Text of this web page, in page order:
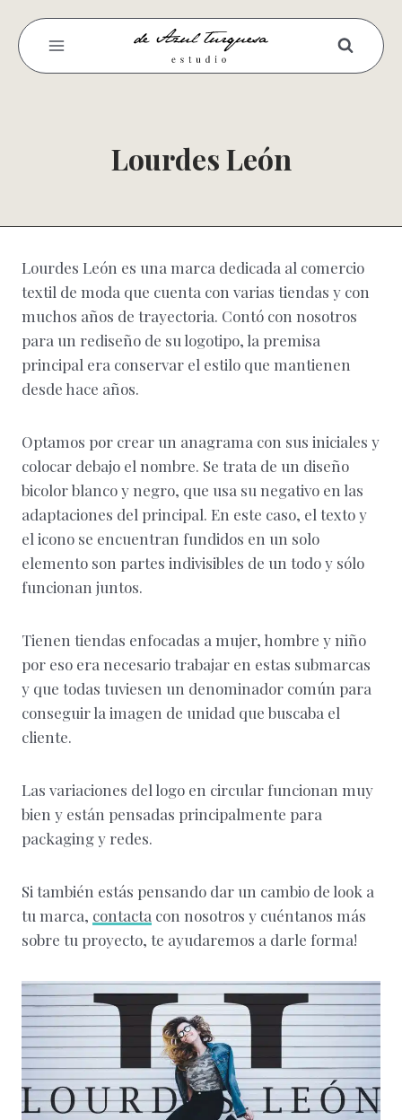
contenido
Lourdes León
Lourdes León es una marca dedicada al comercio
textil de moda que cuenta con varias tiendas y con
muchos años de trayectoria. Contó con nosotros
para un rediseño de su logotipo, la premisa
principal era conservar el estilo que mantienen
desde hace años.
Optamos por crear un anagrama con sus iniciales y
colocar debajo el nombre. Se trata de un diseño
bicolor blanco y negro, que usa su negativo en las
adaptaciones del principal. En este caso, el texto y
el icono se encuentran fundidos en un solo
elemento son partes indivisibles de un todo y sólo
funcionan juntos.
Tienen tiendas enfocadas a mujer, hombre y niño
por eso era necesario trabajar en estas submarcas
y que todas tuviesen un denominador común para
conseguir la imagen de unidad que buscaba el
cliente.
Las variaciones del logo en circular funcionan muy
bien y están pensadas principalmente para
packaging y redes.
Si también estás pensando dar un cambio de look a
tu marca, contacta con nosotros y cuéntanos más
sobre tu proyecto, te ayudaremos a darle forma!